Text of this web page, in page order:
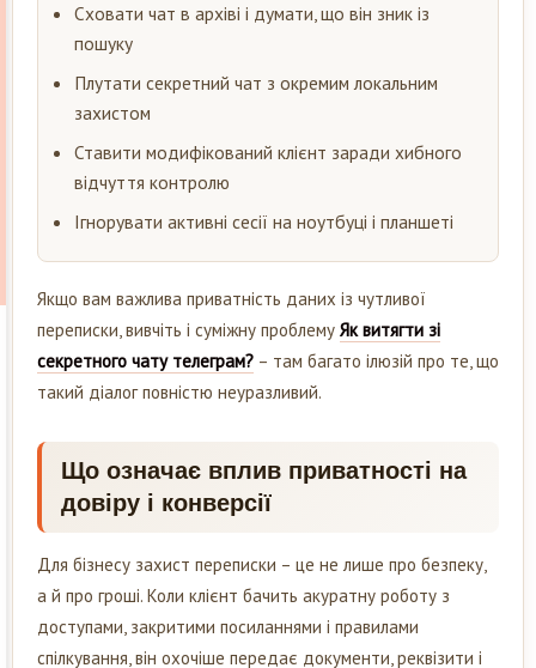
Сховати чат в архіві і думати, що він зник із
пошуку
Плутати секретний чат з окремим локальним
захистом
Ставити модифікований клієнт заради хибного
відчуття контролю
Ігнорувати активні сесії на ноутбуці і планшеті
Якщо вам важлива приватність даних із чутливої
переписки, вивчіть і суміжну проблему Як витягти зі
секретного чату телеграм? – там багато ілюзій про те, що
такий діалог повністю неуразливий.
Що означає вплив приватності на
довіру і конверсії
Для бізнесу захист переписки – це не лише про безпеку,
а й про гроші. Коли клієнт бачить акуратну роботу з
доступами, закритими посиланнями і правилами
спілкування, він охочіше передає документи, реквізити і